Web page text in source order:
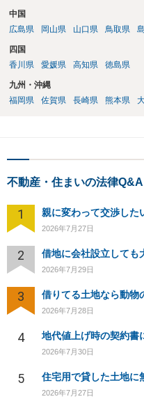
中国
広島県
岡山県 山口県 鳥取県
四国
香川県
愛媛県 高知県 徳島県
九州・沖縄
福岡県
佐賀県 長崎県 熊本県
不動産・住まいの法律
1 親に変わって交渉した
2026年7月27日
2 借地に会社設立しても
2026年7月29日
3 借りてる土地なら動物
2026年7月28日
4 地代値上げ時の契約書
2026年7月30日
5 住宅用で貸した土地に
2026年7月27日